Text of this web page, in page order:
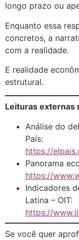
longo prazo ou
Enquanto essa
concretos, a
com a realidade.
E realidade
estrutural.
Leituras externas
Análise do
País:
https://
Panorama
https://
Indicadores
Latina – OIT:
https://
Se você quer